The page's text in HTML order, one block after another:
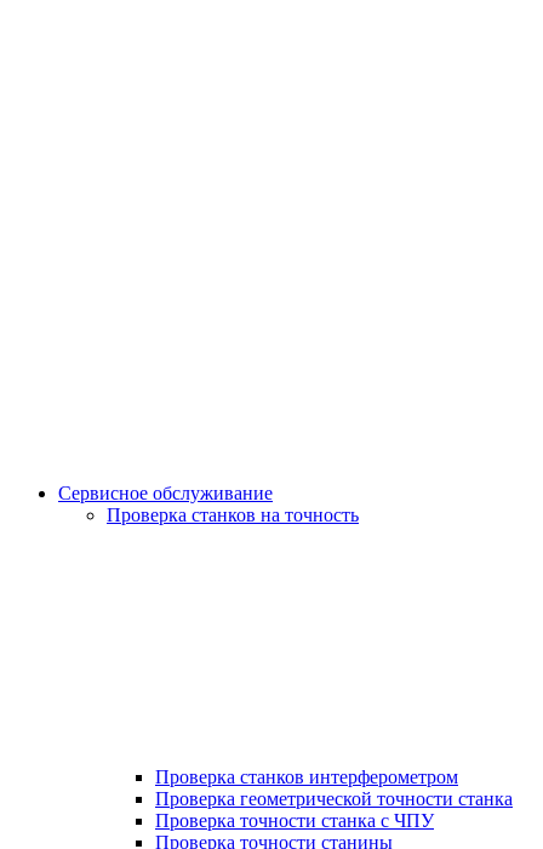
Сервисное обслуживание
Проверка станков на точность
Проверка станков интерферометром
Проверка геометрической точности станка
Проверка точности станка с ЧПУ
Проверка точности станины